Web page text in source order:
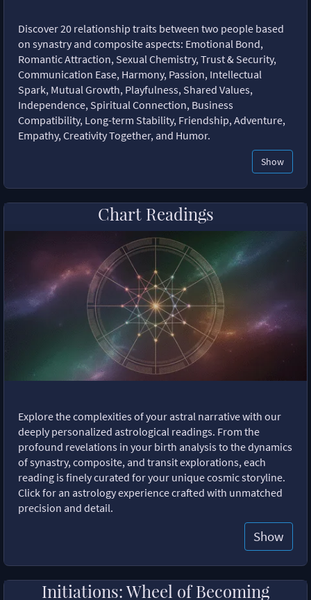
Discover 20 relationship traits between two people based
on synastry and composite aspects: Emotional Bond,
Romantic Attraction, Sexual Chemistry, Trust & Security,
Communication Ease, Harmony, Passion, Intellectual
Spark, Mutual Growth, Playfulness, Shared Values,
Independence, Spiritual Connection, Business
Compatibility, Long-term Stability, Friendship, Adventure,
Empathy, Creativity Together, and Humor.
Show
Chart Readings
Explore the complexities of your astral narrative with our
deeply personalized astrological readings. From the
profound revelations in your birth analysis to the dynamics
of synastry, composite, and transit explorations, each
reading is finely curated for your unique cosmic storyline.
Click for an astrology experience crafted with unmatched
precision and detail.
Show
Initiations: Wheel of Becoming